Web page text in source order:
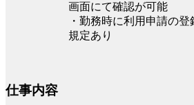
画面にて確認が可能
・勤務時に利用申請の
規定あり
仕事内容